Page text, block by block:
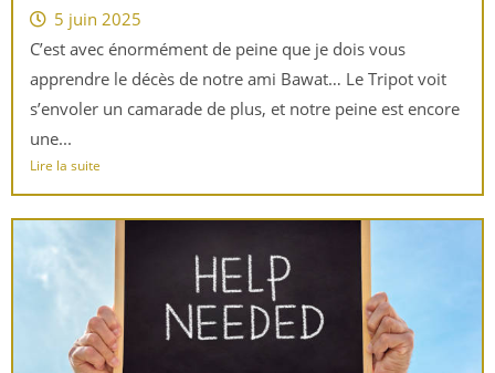
5 juin 2025
C’est avec énormément de peine que je dois vous
apprendre le décès de notre ami Bawat… Le Tripot voit
s’envoler un camarade de plus, et notre peine est encore
une...
Lire la suite